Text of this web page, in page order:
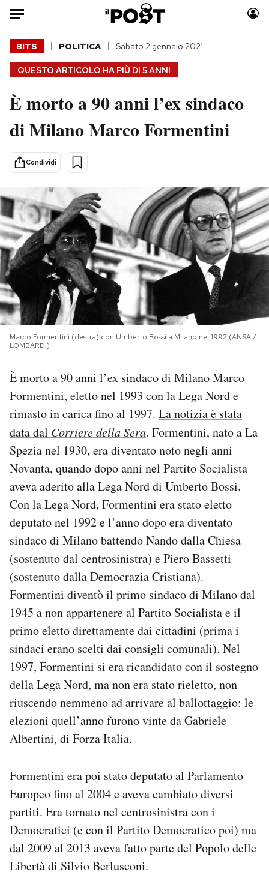
Auto
HOME
Italia
Politica
Tecnologia
Internet
Scienza
Cultura
Economia
Sport
Moda
Consumismi
Media
Europa
Altrecose
Mondiali calcio 2026
PODCAST
NEWSLETTER
I MIEI PREFERITI
SHOP
CALENDARIO
AREA PERSONALE
Area Personale
Notifiche mobile
Regala il Post
Hai bisogno di aiuto?
Esci
QUESTO ARTICOLO HA PIÙ DI 5 ANNI
BITS POLITICA Sabato 2 gennaio 2021
È morto a 90 anni l’ex sindaco
di Milano Marco Formentini
Condividi
Marco Formentini (destra) con Umberto Bossi a Milano nel 1992 (ANSA /
LOMBARDI)
È morto a 90 anni l’ex sindaco di Milano Marco
Formentini, eletto nel 1993 con la Lega Nord e
rimasto in carica fino al 1997. La notizia è stata
data dal Corriere della Sera. Formentini, nato a La
Spezia nel 1930, era diventato noto negli anni
Novanta, quando dopo anni nel Partito Socialista
aveva aderito alla Lega Nord di Umberto Bossi.
Con la Lega Nord, Formentini era stato eletto
deputato nel 1992 e l’anno dopo era diventato
sindaco di Milano battendo Nando dalla Chiesa
(sostenuto dal centrosinistra) e Piero Bassetti
(sostenuto dalla Democrazia Cristiana).
Formentini diventò il primo sindaco di Milano dal
1945 a non appartenere al Partito Socialista e il
primo eletto direttamente dai cittadini (prima i
sindaci erano scelti dai consigli comunali). Nel
1997, Formentini si era ricandidato con il sostegno
della Lega Nord, ma non era stato rieletto, non
riuscendo nemmeno ad arrivare al ballottaggio: le
elezioni quell’anno furono vinte da Gabriele
Albertini, di Forza Italia.
Formentini era poi stato deputato al Parlamento
Europeo fino al 2004 e aveva cambiato diversi
partiti. Era tornato nel centrosinistra con i
Democratici (e con il Partito Democratico poi) ma
dal 2009 al 2013 aveva fatto parte del Popolo delle
Libertà di Silvio Berlusconi.